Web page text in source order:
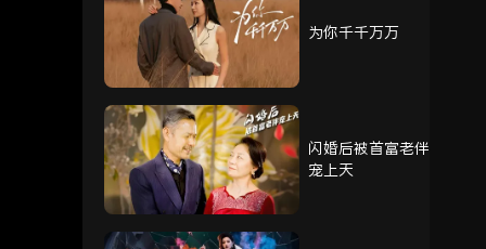
100
为你千千万万
闪婚后被首富老伴
宠上天